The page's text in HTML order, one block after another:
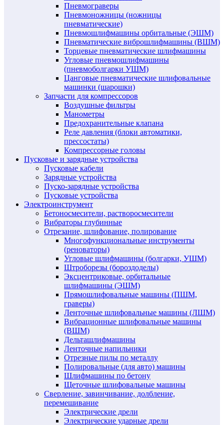
Пневмограверы
Пневмоножницы (ножницы
пневматические)
Пневмошлифмашины орбитальные (ЭШМ)
Пневматические виброшлифмашины (ВШМ)
Торцевые пневматические шлифмашины
Угловые пневмошлифмашины
(пневмоболгарки УШМ)
Цанговые пневматические шлифовальные
машинки (шарошки)
Запчасти для компрессоров
Воздушные фильтры
Манометры
Предохранительные клапана
Реле давления (блоки автоматики,
прессостаты)
Компрессорные головы
Пусковые и зарядные устройства
Пусковые кабели
Зарядные устройства
Пуско-зарядные устройства
Пусковые устройства
Электроинструмент
Бетоносмесители, растворосмесители
Вибраторы глубинные
Отрезание, шлифование, полирование
Многофункциональные инструменты
(реноваторы)
Угловые шлифмашины (болгарки, УШМ)
Штроборезы (бороздоделы)
Эксцентриковые, орбитальные
шлифмашины (ЭШМ)
Прямошлифовальные машины (ПШМ,
граверы)
Ленточные шлифовальные машины (ЛШМ)
Вибрационные шлифовальные машины
(ВШМ)
Дельташлифмашины
Ленточные напильники
Отрезные пилы по металлу
Полировальные (для авто) машины
Шлифмашины по бетону
Щеточные шлифовальные машины
Сверление, завинчивание, долбление,
перемешивание
Электрические дрели
Электрические ударные дрели